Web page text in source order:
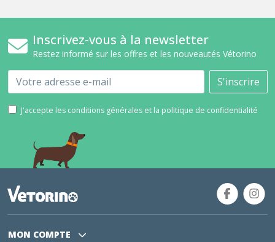
Inscrivez-vous à la newsletter
Restez informé sur les offres et les nouveautés Vétorino
Email S'inscrire
J'accepte les conditions générales et la politique de confidentialité
MON COMPTE